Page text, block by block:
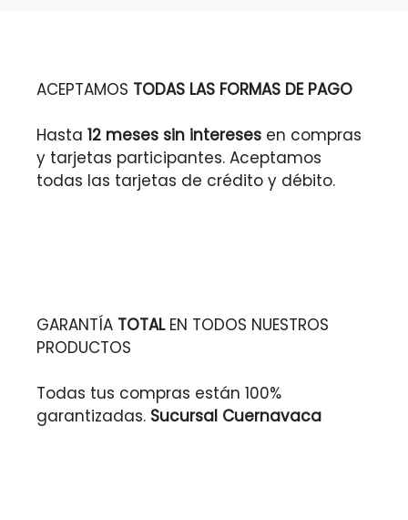
ACEPTAMOS TODAS LAS FORMAS DE PAGO
Hasta 12 meses sin intereses en compras
y tarjetas participantes. Aceptamos
todas las tarjetas de crédito y débito.
GARANTÍA TOTALEN TODOS NUESTROS
PRODUCTOS
Todas tus compras están 100%
garantizadas. Sucursal Cuernavaca